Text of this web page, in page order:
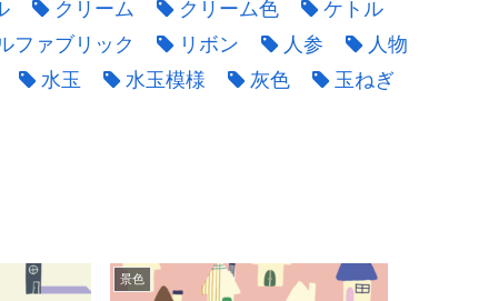
クリーム クリーム色
ケトル
ファブリック リボン 人参
人物
水玉 水玉模様 灰色
玉ねぎ
景色